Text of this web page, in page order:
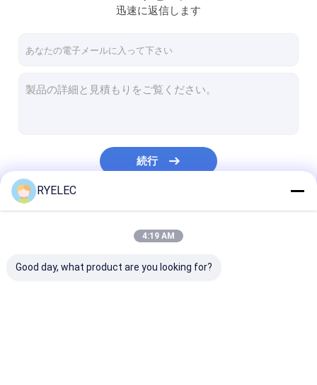
LVDS のケーブル会議
カスタム ケーブル ・ アセンブリ
産業用ワイヤリングハーネス
JST ワイヤーハーネス
ネットワークのパッチ・コード
迅速に返信します
続行
RYELEC
4:19 AM
Good day, what product are you looking for?